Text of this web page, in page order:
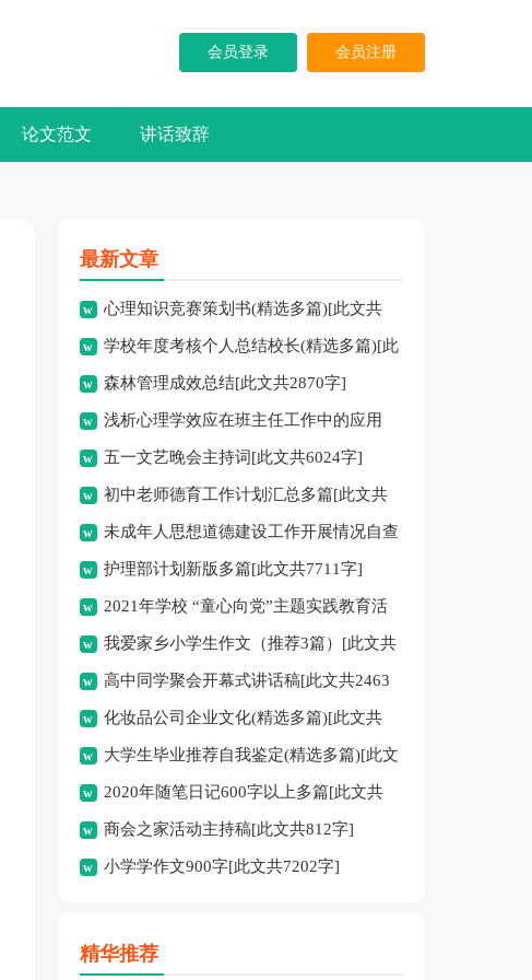
会员登录 会员注册
论文范文 讲话致辞
最新文章
心理知识竞赛策划书(精选多篇)[此文共
5937字]
学校年度考核个人总结校长(精选多篇)[此
文共7741字]
森林管理成效总结[此文共2870字]
浅析心理学效应在班主任工作中的应用
[此文共3828字]
五一文艺晚会主持词[此文共6024字]
初中老师德育工作计划汇总多篇[此文共
11627字]
未成年人思想道德建设工作开展情况自查
报告[此文共12435字]
护理部计划新版多篇[此文共7711字]
2021年学校 “童心向党”主题实践教育活
动方案[此文共1080字]
我爱家乡小学生作文（推荐3篇）[此文共
1167字]高中同学聚会开幕式讲话稿[此文共2463
字] 化妆品公司企业文化(精选多篇)[此文共
6398字]
大学生毕业推荐自我鉴定(精选多篇)[此文
共5048字]
2020年随笔日记600字以上多篇[此文共
2977字]
商会之家活动主持稿[此文共812字]
小学学作文900字[此文共7202字]
精华推荐